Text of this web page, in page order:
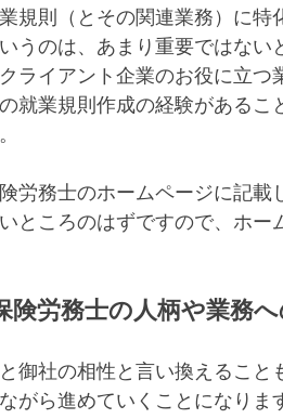
規則（とその関連業務）に
うのは、あまり重要ではな
ライアント企業のお役に立
就業規則作成の経験がある
労務士のホームページに記
ところのはずですので、ホ
険労務士の人柄や業務
御社の相性と言い換えるこ
がら進めていくことになり